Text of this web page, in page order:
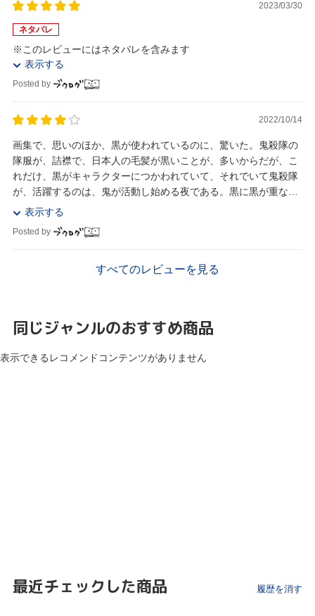
2023/03/30
ネタバレ
※このレビューにはネタバレを含みます
表示する
Posted by
2022/10/14
画集で、思いのほか、黒が使われているのに、驚いた。鬼殺隊の
隊服が、詰襟で、日本人の毛髪が黒いことが、多いからだが、こ
れだけ、黒がキャラクターにつかわれていて、それでいて鬼殺隊
が、活躍するのは、鬼が活動し始める夜である。黒に黒が重なり
そうなものだが、読みにくいと感じたことはほとんど...
表示する
Posted by
すべてのレビューを見る
同じジャンルのおすすめ商品
表示できるレコメンドコンテンツがありません
最近チェックした商品 履歴を消す